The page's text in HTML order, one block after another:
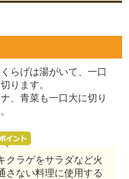
らげは湯がいて、一口
ります。
、青菜も一口大に切り
クラゲをサラダなど火
さない料理に使用する